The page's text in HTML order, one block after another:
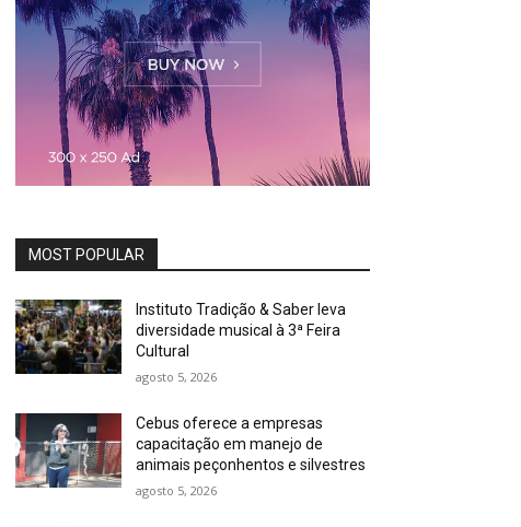
MOST POPULAR
Instituto Tradição & Saber leva
diversidade musical à 3ª Feira
Cultural
agosto 5, 2026
Cebus oferece a empresas
capacitação em manejo de
animais peçonhentos e silvestres
agosto 5, 2026